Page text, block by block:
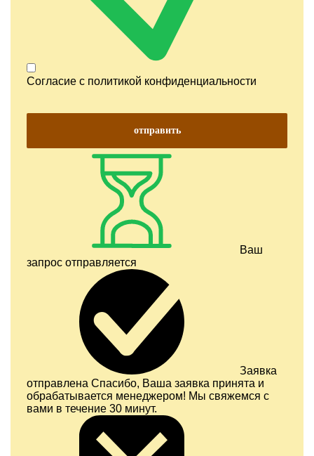
Согласие с политикой конфиденциальности
отправить
Ваш
запрос отправляется
Заявка
отправлена Спасибо, Ваша заявка принята и
обрабатывается менеджером! Мы свяжемся с
вами в течение 30 минут.